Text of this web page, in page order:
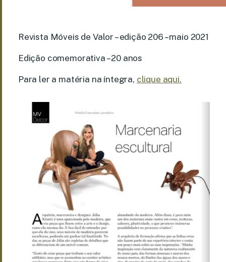
Revista Móveis de Valor – edição 206 – maio 2021
Edição comemorativa – 20 anos
Para ler a matéria na íntegra, clique aqui.